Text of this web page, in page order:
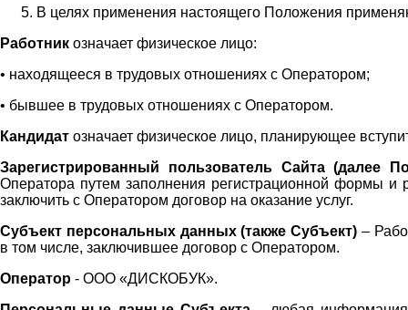
В целях применения настоящего Положения
Работник означает физическое лицо:
• находящееся в трудовых отношениях с Оператором;
• бывшее в трудовых отношениях с Оператором.
Кандидат означает физическое лицо, планирующее
Зарегистрированный пользователь Сайта (далее
Оператора путем заполнения регистрационной формы и
заключить с Оператором договор на оказание услуг.
Субъект персональных данных (также Субъект) –
в том числе, заключившее договор с Оператором.
Оператор - ООО «ДИСКОБУК».